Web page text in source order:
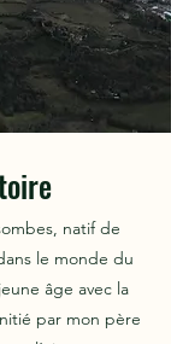
natif de
le monde du
âge avec la
par mon père